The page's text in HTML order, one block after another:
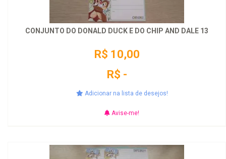
CONJUNTO DO DONALD DUCK E DO CHIP AND DALE 13
R$ 10,00
R$ -
Adicionar na lista de desejos!
Avise-me!